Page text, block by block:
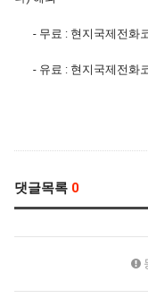
- 무료 : 현지국제전화
- 유료 : 현지국제전화
댓글목록 0